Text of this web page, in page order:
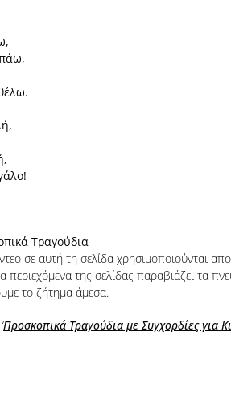
Τραγούδια
σε αυτή τη σελίδα χρησιμοποιούνται
της σελίδας παραβιάζει τα
το ζήτημα άμεσα.
Προσκοπικά Τραγούδια με Συγχορδίες για